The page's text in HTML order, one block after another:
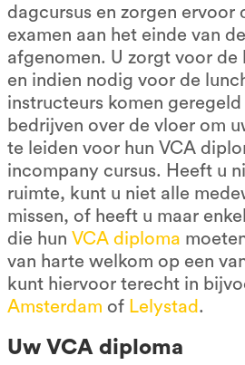
dagcursus en zorgen ervoor
examen aan het einde van
afgenomen. U zorgt voor de
en indien nodig voor de
instructeurs komen
bedrijven over de vloer om
te leiden voor hun VCA
incompany cursus. Heeft u
ruimte, kunt u niet alle
missen, of heeft u maar
die hun VCA diploma
van harte welkom op een
kunt hiervoor terecht in
Amsterdam of Lelystad .
Uw VCA diploma